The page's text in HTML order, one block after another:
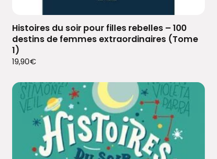
Histoires du soir pour filles rebelles – 100
destins de femmes extraordinaires (Tome
1)
19,90€